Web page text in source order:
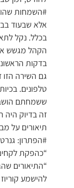
#השמחות
אלא שבעוד
בכלל. נקל
הקהל מגשש
בדקות
גם השירה
טלפונים.
ששמחתם
זה בדיוק היה
תיאורים על
#הפתרון:
“כהפקת
“התיאורים
להישמע